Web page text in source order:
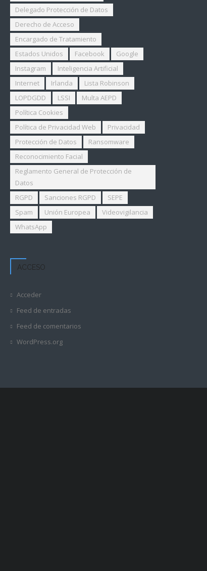
Delegado Protección de Datos
Derecho de Acceso
Encargado de Tratamiento
Estados Unidos
Facebook
Google
Instagram
Inteligencia Artificial
Internet
Irlanda
Lista Robinson
LOPDGDD
LSSI
Multa AEPD
Política Cookies
Política de Privacidad Web
Privacidad
Protección de Datos
Ransomware
Reconocimiento Facial
Reglamento General de Protección de
Datos
RGPD
Sanciones RGPD
SEPE
Spam
Unión Europea
Videovigilancia
WhatsApp
ACCESO
Acceder
Feed de entradas
Feed de comentarios
WordPress.org